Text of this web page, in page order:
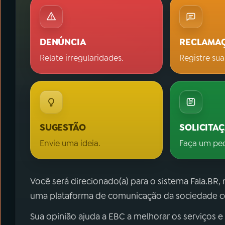
DENÚNCIA
Relate irregularidades. Registre
SUGESTÃO
Envie uma ideia. Faça um
Você será direcionado(a) para o sistema
uma plataforma de comunicação da sociedade
Sua opinião ajuda a EBC a melhorar os